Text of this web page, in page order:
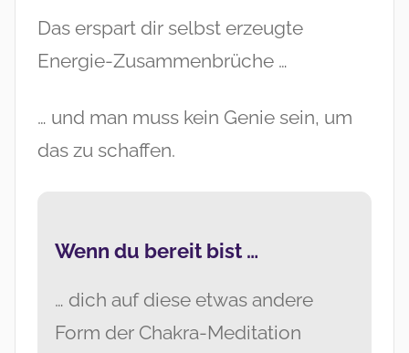
Das erspart dir selbst erzeugte
Energie-Zusammenbrüche …
… und man muss kein Genie sein, um
das zu schaffen.
Wenn du bereit bist …
… dich auf diese etwas andere
Form der Chakra-Meditation